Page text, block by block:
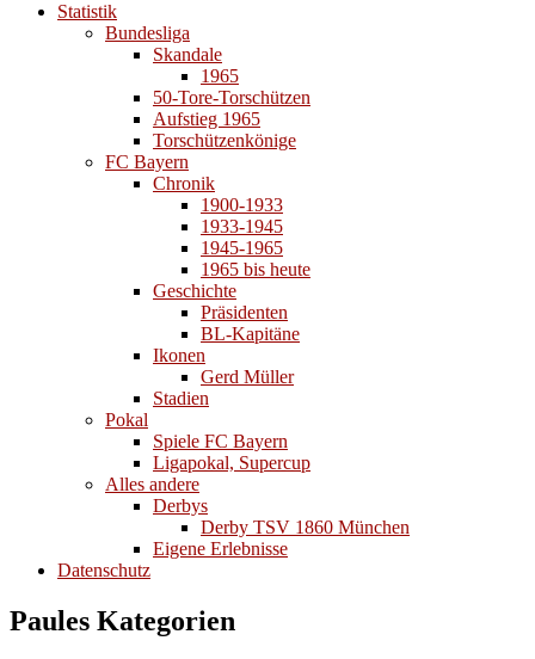
Statistik
Bundesliga
Skandale
1965
50-Tore-Torschützen
Aufstieg 1965
Torschützenkönige
FC Bayern
Chronik
1900-1933
1933-1945
1945-1965
1965 bis heute
Geschichte
Präsidenten
BL-Kapitäne
Ikonen
Gerd Müller
Stadien
Pokal
Spiele FC Bayern
Ligapokal, Supercup
Alles andere
Derbys
Derby TSV 1860 München
Eigene Erlebnisse
Datenschutz
Paules Kategorien